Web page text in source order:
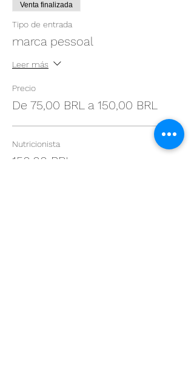
Venta finalizada
Tipo de entrada
marca pessoal
Leer más
Precio
De 75,00 BRL a 150,00 BRL
Nutricionista
150,00 BRL